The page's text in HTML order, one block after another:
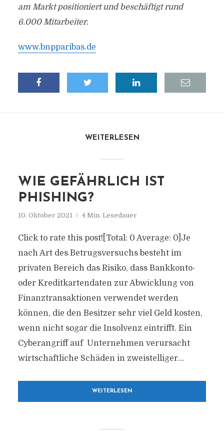
am Markt positioniert und beschäftigt rund
6.000 Mitarbeiter.
www.bnpparibas.de
WEITERLESEN
WIE GEFÄHRLICH IST
PHISHING?
10. Oktober 2021 4 Min. Lesedauer
Click to rate this post![Total: 0 Average: 0]Je
nach Art des Betrugsversuchs besteht im
privaten Bereich das Risiko, dass Bankkonto-
oder Kreditkartendaten zur Abwicklung von
Finanztransaktionen verwendet werden
können, die den Besitzer sehr viel Geld kosten,
wenn nicht sogar die Insolvenz eintrifft. Ein
Cyberangriff auf Unternehmen verursacht
wirtschaftliche Schäden in zweistelliger...
WEITERLESEN